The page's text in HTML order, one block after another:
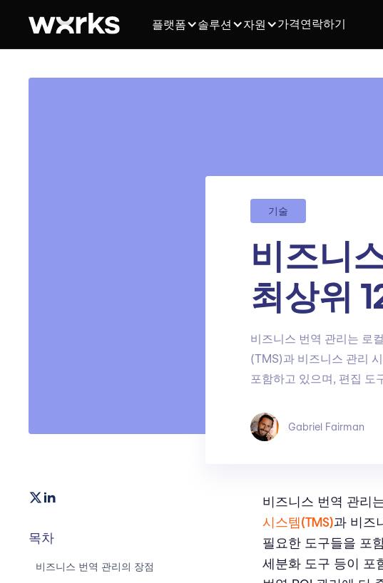
플랫폼 솔루션 자원 가격연락하기
기술
비즈니
최상위
비즈니스 번역 관리는 로
(TMS)과 비즈니스 관리
포함하고 있으며, 편집 도
Gabriel Fairman
목차
비즈니스 번역 관리의 장점
비즈니스 번역 관리
시스템(TMS)과 비즈
필요한 도구들을 포
세분화 도구 등이 포